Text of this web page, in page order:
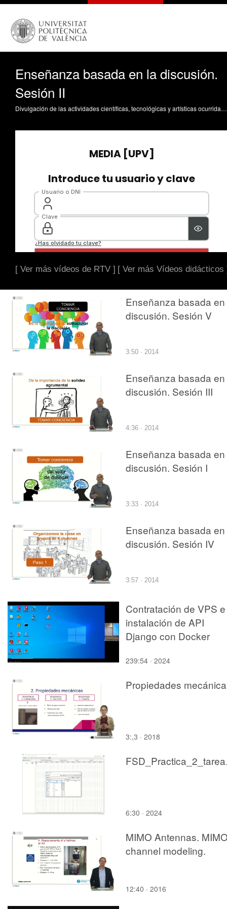
Enseñanza basada en la discusión.
Sesión II
Divulgación de las actividades científicas, tecnológicas y artísticas ocurridas en los tres campus de la UPV
[ Ver más vídeos de RTV ] [ Ver más Vídeos didácticos
Enseñanza basada
discusión. Sesión V
3:50 · 2014
Enseñanza basada
discusión. Sesión III
4:36 · 2014
Enseñanza basada
discusión. Sesión I
3:33 · 2014
Enseñanza basada
discusión. Sesión IV
3:57 · 2014
Contratación de VPS e
instalación de API
Django con Docker
239:54 · 2024
Propiedades
3:,3 · 2018
6:30 · 2024
MIMO Antennas.
channel modeling.
12:40 · 2016